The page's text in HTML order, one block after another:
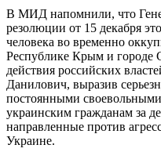
В МИД напомнили, что
резолюции от 15 декабря
человека во временно
Республике Крым и городе
действия российских
Данилович, выразив
постоянными
украинским гражданам за
направленные против
Украине.